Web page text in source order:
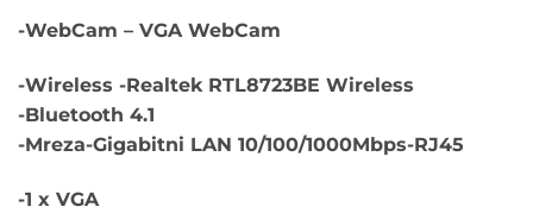
-WebCam – VGA WebCam
-Wireless -Realtek RTL8723BE Wireless
-Bluetooth 4.1
-Mreza-Gigabitni LAN 10/100/1000Mbps-RJ45
-1 x VGA